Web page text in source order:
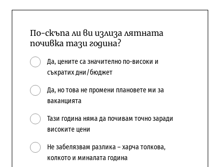
По-скъпа ли ви излиза лятната
почивка тази година?
Да, цените са значително по-високи и
съкратих дни/бюджет
Да, но това не промени плановете ми за
ваканцията
Тази година няма да почивам точно заради
високите цени
Не забелязвам разлика – харча толкова,
колкото и миналата година